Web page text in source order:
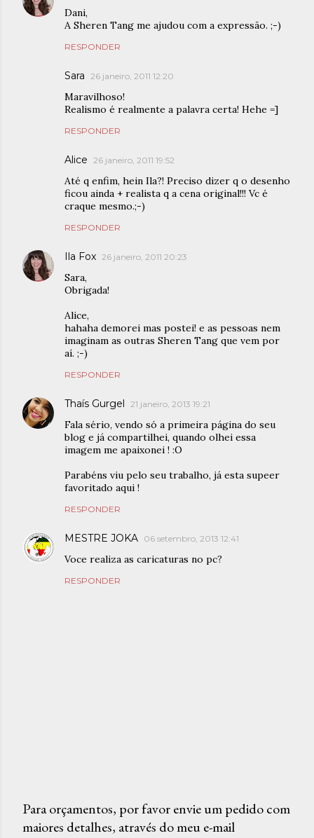
Dani,
A Sheren Tang me ajudou com a expressão. ;-)
RESPONDER
Sara 26 janeiro, 2011 12:20
Maravilhoso!
Realismo é realmente a palavra certa! Hehe =]
RESPONDER
Alice 26 janeiro, 2011 19:52
Até q enfim, hein Ila?! Preciso dizer q o desenho
ficou ainda + realista q a cena original!!! Vc é
craque mesmo.;-)
RESPONDER
Ila Fox 26 janeiro, 2011 20:23
Sara,
Obrigada!
Alice,
hahaha demorei mas postei! e as pessoas nem
imaginam as outras Sheren Tang que vem por
aí. ;-)
RESPONDER
Thaís Gurgel 21 janeiro, 2013 19:21
Fala sério, vendo só a primeira página do seu
blog e já compartilhei, quando olhei essa
imagem me apaixonei ! :O
Parabéns viu pelo seu trabalho, já esta supeer
favoritado aqui !
RESPONDER
MESTRE JOKA 06 setembro, 2013 12:41
Voce realiza as caricaturas no pc?
RESPONDER
P
Para orçamentos, por favor envie um pedido com
maiores detalhes, através do meu e-mail